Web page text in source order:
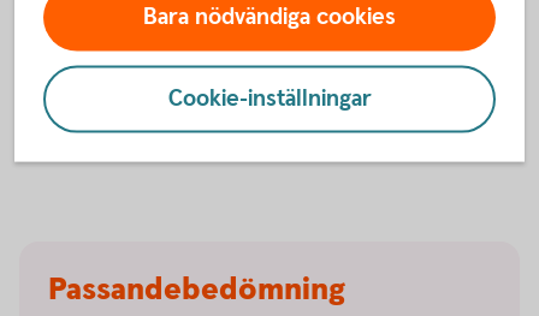
underliggande tillgångarna.
Dessa instrument bygger på en hävstång så både över-
som underavkastning kan bli avsevärt större än de
underliggande tillgångarnas avkastning.
Passandebedömning
Bara nödvändiga cookies
Cookie-inställningar